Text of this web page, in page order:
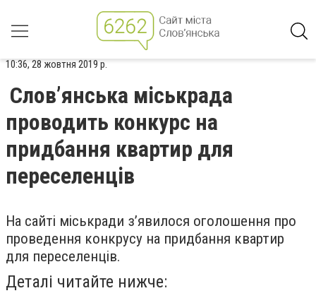
10:36, 28 жовтня 2019 р.
Слов’янська міськрада
проводить конкурс на
придбання квартир для
переселенців
На сайті міськради з’явилося оголошення про
проведення конкрусу на придбання квартир
для переселенців.
Деталі читайте нижче: